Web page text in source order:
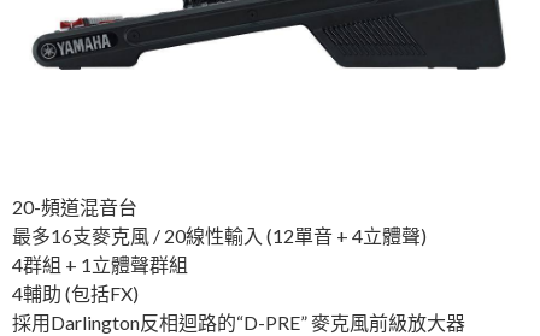
20-頻道混音台
最多16支麥克風 / 20線性輸入 (12單音 + 4立體聲)
4群組 + 1立體聲群組
4輔助 (包括FX)
採用Darlington反相迴路的“D-PRE” 麥克風前級放大器